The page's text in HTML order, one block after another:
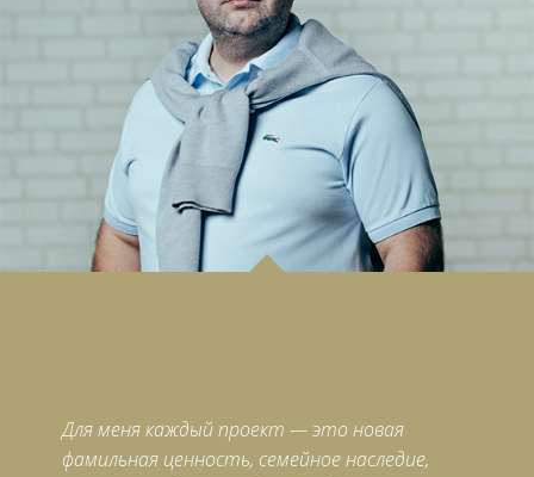
Для меня каждый проект — это новая
фамильная ценность, семейное наследие,